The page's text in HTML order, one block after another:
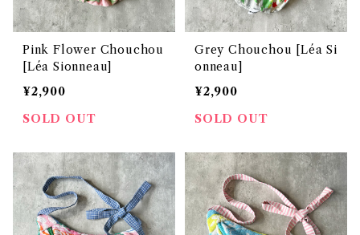
Pink Flower Chouchou
[Léa Sionneau]
¥2,900
SOLD OUT
Grey Chouchou [Léa Si
onneau]
¥2,900
SOLD OUT